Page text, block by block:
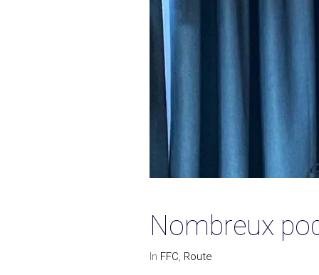
Nombreux
In FFC, Route